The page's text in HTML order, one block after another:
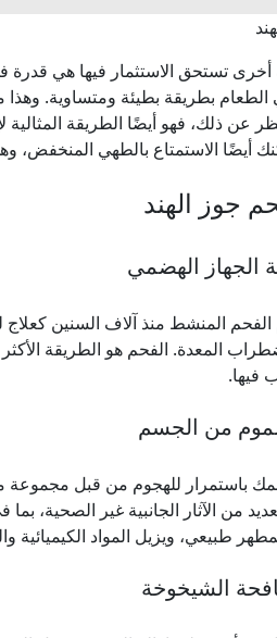
أخرى تستحق الاستثمار فيها هي
بطريقة بطيئة ومتساوية. وهذا
عن ذلك، فهو أيضًا الطريقة
أيضًا الاستمتاع بالطهي
جوز الهند
الجهاز الهضمي
الفحم المنشط منذ آلاف السنين
المعدة. الفحم هو الطريقة
فيها.
من الجسم
باستمرار للهجوم من قبل مجموعة
من الآثار الجانبية غير
طبيعي، ويزيل المواد
الشيخوخة